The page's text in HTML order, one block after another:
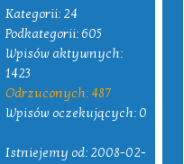
Kategorii: 24
Podkategorii: 605
Wpisów aktywnych:
1423
Odrzuconych: 487
Wpisów oczekujących: 0
Istniejemy od: 2008-02-